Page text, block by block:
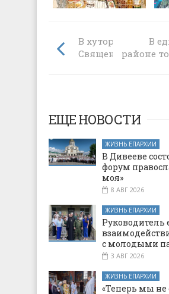
В хуторе Астахов
Священном
В
районе
ЕЩЕ НОВОСТИ
ЖИЗНЬ ЕПАРХИИ
В Дивееве
форум
моя»
8 АВГ 2026
ЖИЗНЬ ЕПАРХИИ
Руководитель
с молодыми
3 АВГ 2026
ЖИЗНЬ ЕПАРХИИ
«Теперь мы не